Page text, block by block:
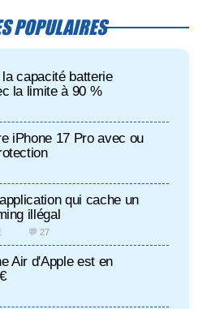
POPULAIRES
capacité batterie
la limite à 90 %
iPhone 17 Pro avec ou
qui cache un
illégal
💬 27
Air d'Apple est en